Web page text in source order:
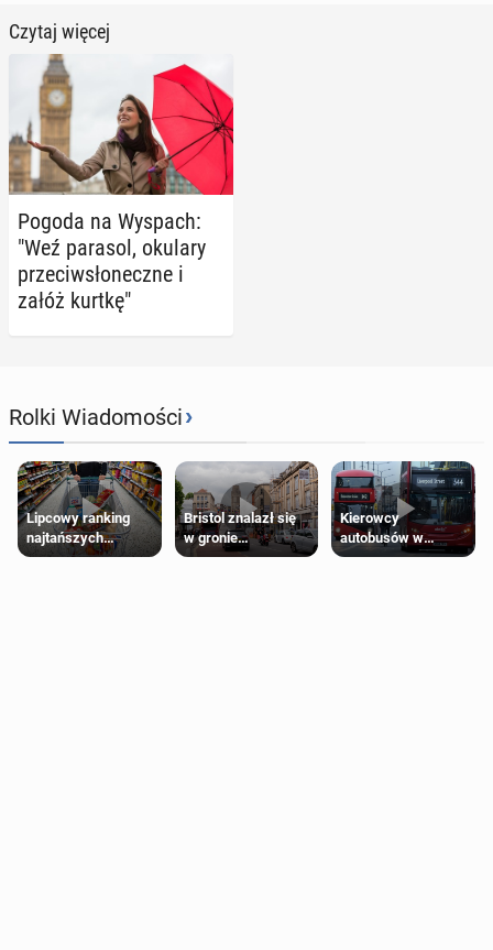
Czytaj więcej
Pogoda na Wyspach:
"Weź parasol, okulary
prze­ciw­sło­necz­ne i
załóż kurtkę"
Rolki Wiadomości›
Lipcowy ranking
najtańszych
supermarketów
Bristol znalazł się
w gronie
najlepszych
Kierowcy
autobusów w
Londynie